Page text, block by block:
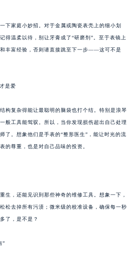
下家庭小妙招。对于金属或陶瓷表壳上的细小划
得温柔以待，别让牙膏成了“研磨剂”。至于表镜上
丰富经验，否则请直接跳至下一步——这可不是
是爱
构复杂得能让最聪明的脑袋也打个结。特别是浪琴
般工具能驾驭。所以，当你发现损伤超出自己处理
了。想象他们是手表的“整形医生”，能让时光的流
的尊重，也是对自己品味的投资。
生，还能见识到那些神奇的维修工具。想象一下，
松去掉所有污渍；微米级的校准设备，确保每一秒
了，是不是？
”